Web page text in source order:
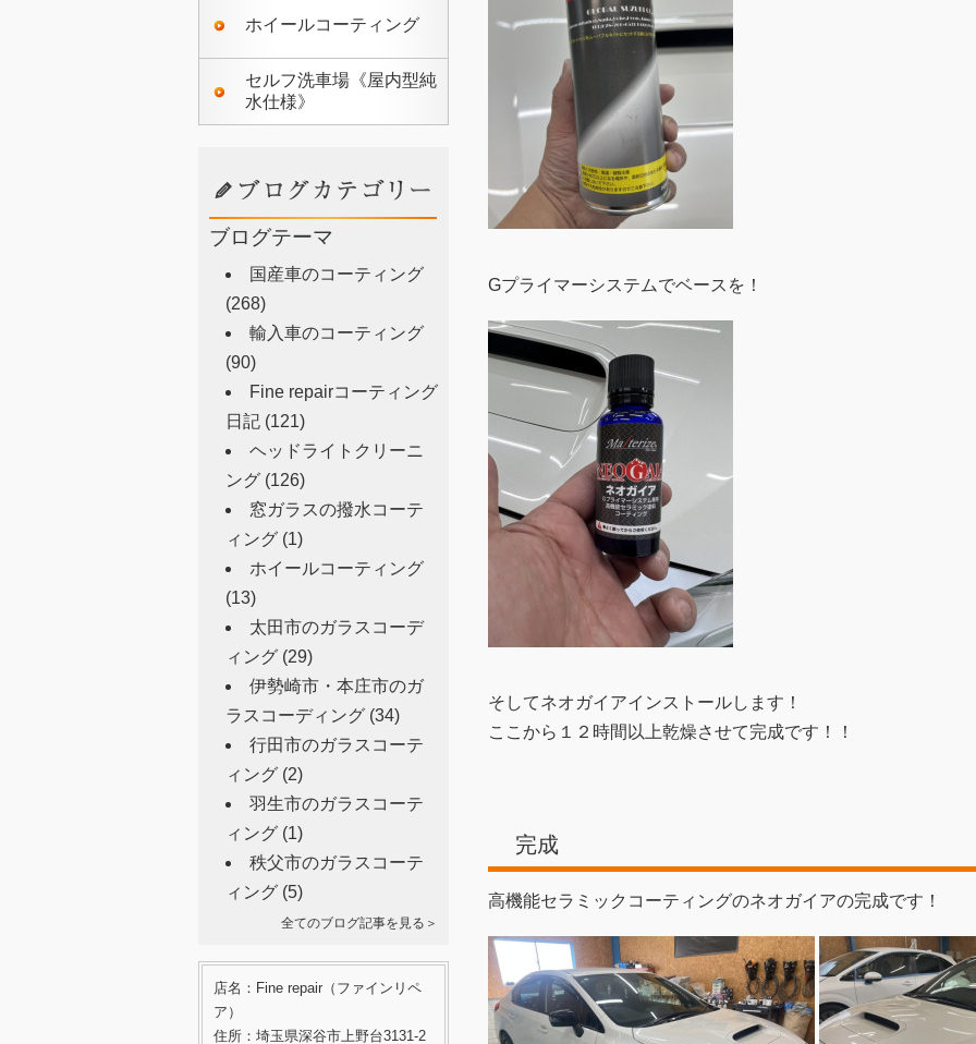
ホイールコーティング
セルフ洗車場《屋内型純
水仕様》
ブログテーマ
国産車のコーティング
(268)
輸入車のコーティング
(90)
Fine repairコーティング
日記 (121)
ヘッドライトクリーニ
ング (126)
窓ガラスの撥水コーテ
ィング (1)
ホイールコーティング
(13)
太田市のガラスコーデ
ィング (29)
伊勢崎市・本庄市のガ
ラスコーディング (34)
行田市のガラスコーテ
ィング (2)
羽生市のガラスコーテ
ィング (1)
秩父市のガラスコーテ
ィング (5)
全てのブログ記事を見る＞
店名：Fine repair（ファインリペ
ア）
住所：埼玉県深谷市上野台3131-2
Gプライマーシステムでベースを！
そしてネオガイアインストールします！
ここから１２時間以上乾燥させて完成です！！
完成
高機能セラミックコーティングのネオガイアの完成です！